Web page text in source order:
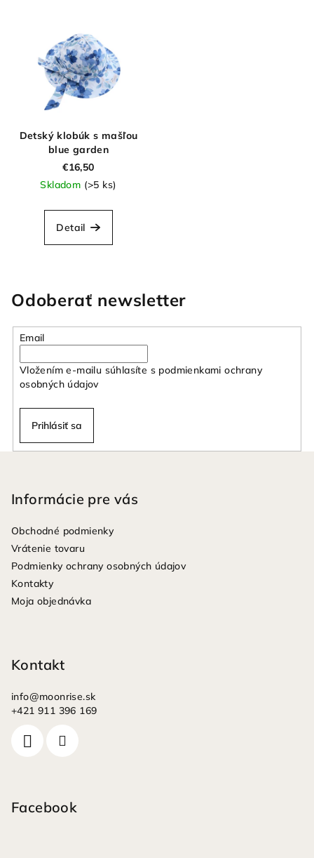
Detský klobúk s mašľou
blue garden
€16,50
Skladom (>5 ks)
Detail
Odoberať newsletter
Email
Vložením e-mailu súhlasíte s podmienkami ochrany
osobných údajov
Prihlásiť sa
Informácie pre vás
Obchodné podmienky
Vrátenie tovaru
Podmienky ochrany osobných údajov
Kontakty
Moja objednávka
Kontakt
info@moonrise.sk
+421 911 396 169
Facebook